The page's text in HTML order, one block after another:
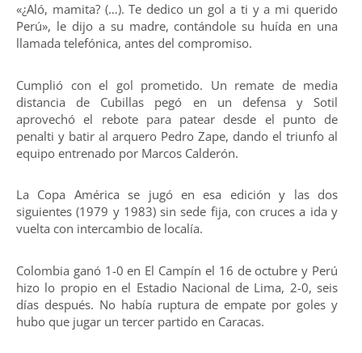
«¿Aló, mamita? (…). Te dedico un gol a ti y a mi querido
Perú», le dijo a su madre, contándole su huída en una
llamada telefónica, antes del compromiso.
Cumplió con el gol prometido. Un remate de media
distancia de Cubillas pegó en un defensa y Sotil
aprovechó el rebote para patear desde el punto de
penalti y batir al arquero Pedro Zape, dando el triunfo al
equipo entrenado por Marcos Calderón.
La Copa América se jugó en esa edición y las dos
siguientes (1979 y 1983) sin sede fija, con cruces a ida y
vuelta con intercambio de localía.
Colombia ganó 1-0 en El Campín el 16 de octubre y Perú
hizo lo propio en el Estadio Nacional de Lima, 2-0, seis
días después. No había ruptura de empate por goles y
hubo que jugar un tercer partido en Caracas.